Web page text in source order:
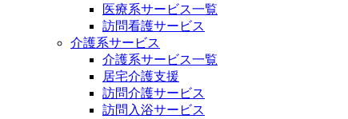
医療系サービス一覧
訪問看護サービス
介護系サービス
介護系サービス一覧
居宅介護支援
訪問介護サービス
訪問入浴サービス